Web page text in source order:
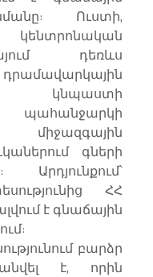
Ուստի,
կենտրոնական
դեռևս
կնպաստի
գների
ՀՀ
է գնաճային
բարձր
է, որին